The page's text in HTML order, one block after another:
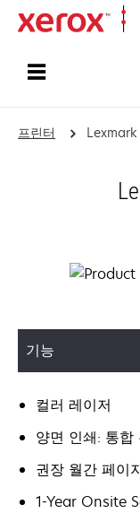
프린터
기능
컬러 레이저
양면 인쇄: 통합
권장 월간 페
1-Year Onsite